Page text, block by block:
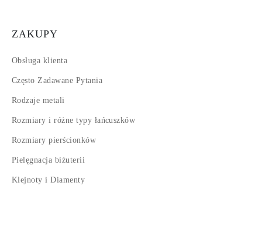
ZAKUPY
Obsługa klienta
Często Zadawane Pytania
Rodzaje metali
Rozmiary i różne typy łańcuszków
Rozmiary pierścionków
Pielęgnacja biżuterii
Klejnoty i Diamenty